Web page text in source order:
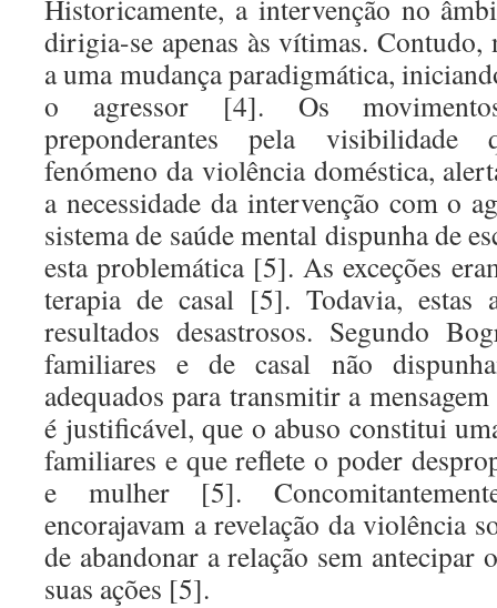
Historicamente, a intervenção no
dirigia-se apenas às vítimas. Contudo,
a uma mudança paradigmática,
o agressor [4]. Os
preponderantes pela
fenómeno da violência doméstica,
a necessidade da intervenção com o
sistema de saúde mental dispunha de
esta problemática [5]. As exceções
terapia de casal [5]. Todavia, estas
resultados desastrosos. Segundo
familiares e de casal não
adequados para transmitir a
é justificável, que o abuso constitui
familiares e que reflete o poder
e mulher [5].
encorajavam a revelação da violência
de abandonar a relação sem antecipar
suas ações [5].